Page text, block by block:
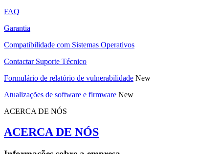
FAQ
Garantia
Compatibilidade com Sistemas Operativos
Contactar Suporte Técnico
Formulário de relatório de vulnerabilidade New
Atualizações de software e firmware New
ACERCA DE NÓS
ACERCA DE NÓS